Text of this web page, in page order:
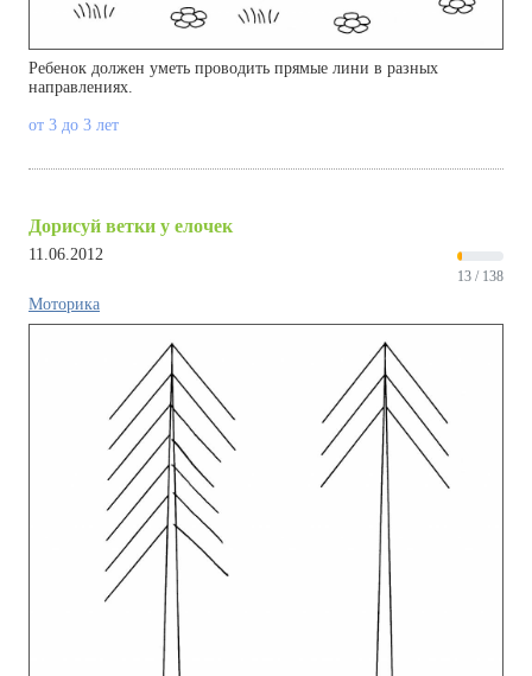
Ребенок должен уметь проводить прямые лини в разных
направлениях.
от 3 до 3 лет
Дорисуй ветки у елочек
11.06.2012
13 / 138
Моторика